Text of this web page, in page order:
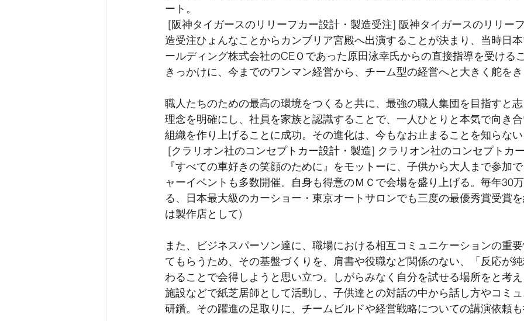
ート。
造受注ひょんなことからカンブリア宮殿へ出演することが決まり、当時日
ールディング株式会社のCEＯであった原田泳幸氏からの直接指導を受ける
きっかけに、今までのワンマン経営から、チーム型の経営へと大きく舵をき
職人たちのための最高の環境をつくると共に、最強の職人集団を目指すと志
理念を明確にし、社員を家族と認識することで、一人ひとりと本気で向き
組織を作り上げることに成功。その進化は、今もなお止まることを知らない
『すべての車好きの笑顔のために』をモットーに、子供から大人まで参加
ャーイベントも多数開催。自身も得意のＭＣで会場を盛り上げる。毎年30
る、日本最大級のカーショー・東京オートサロンでも三度の最優秀賞受賞
は製作店として)
また、ビジネスパーソン達に、職場における相互コミュニケーションの重
てもらうため、その基盤づくりを、肩書や役職など関係のない、「反応が
わることで会得しようと思い立つ。しがらみなく自分を試せる場所をと考
施設などで紙芝居師として活動し、子供達との対話の中から話し方やコミ
研鑽。その躍進の足取りに、チームビルドや経営戦略についての講演依頼も